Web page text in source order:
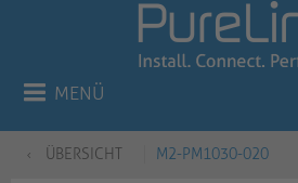
MENÜ
ÜBERSICHT M2-PM1030-020